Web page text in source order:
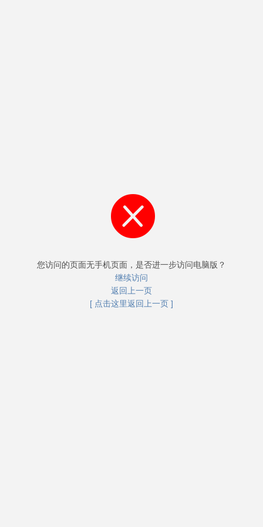
您访问的页面无手机页面，是否进一步访问电脑版？
继续访问
返回上一页
[ 点击这里返回上一页 ]